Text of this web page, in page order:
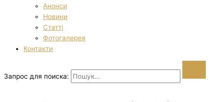
Анонси
Новини
Статті
Фотогалерея
Контакти
Запрос для поиска: